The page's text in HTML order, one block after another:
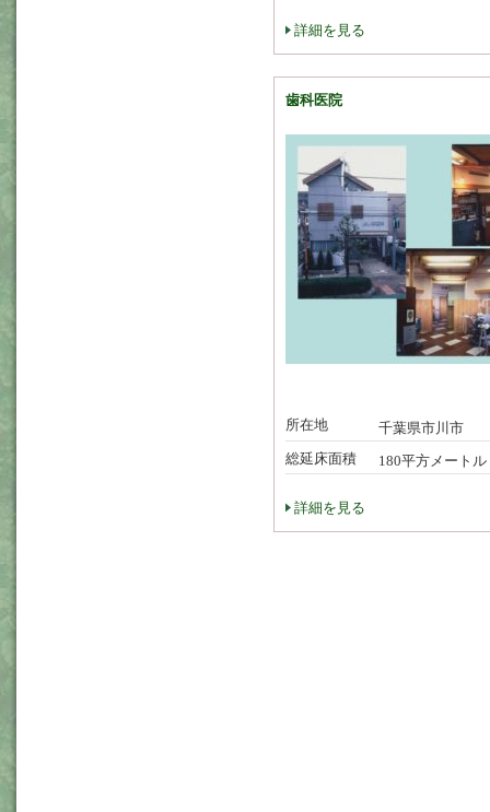
詳細を見る
歯科医院
所在地
千葉県市川市
総延床面積
180平方メート
詳細を見る